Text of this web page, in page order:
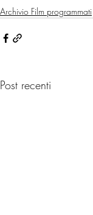
Archivio Film programmati
Post recenti